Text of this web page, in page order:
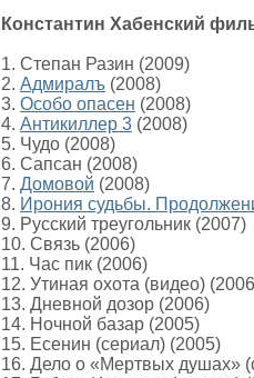
Константин Хабенский
1. Степан Разин (2009)
2. Адмиралъ (2008)
3. Особо опасен (2008)
4. Антикиллер 3 (2008)
5. Чудо (2008)
6. Сапсан (2008)
7. Домовой (2008)
8. Ирония судьбы.
9. Русский треугольник (2007)
10. Связь (2006)
11. Час пик (2006)
12. Утиная охота (видео)
13. Дневной дозор (2006)
14. Ночной базар (2005)
15. Есенин (сериал) (2005)
16. Дело о «Мертвых душах»